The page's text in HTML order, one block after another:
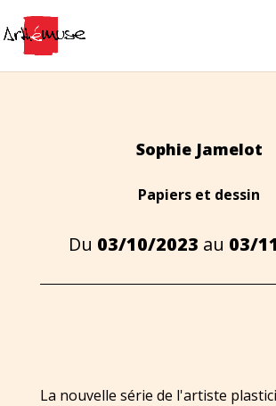
Sophie Jamelot
Papiers et dessin
Du 03/10/2023 au 03/
La nouvelle série de l'artiste